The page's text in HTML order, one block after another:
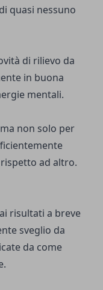
quasi nessuno
di rilievo da
in buona
mentali.
non solo per
ad altro.
risultati a breve
sveglio da
da come